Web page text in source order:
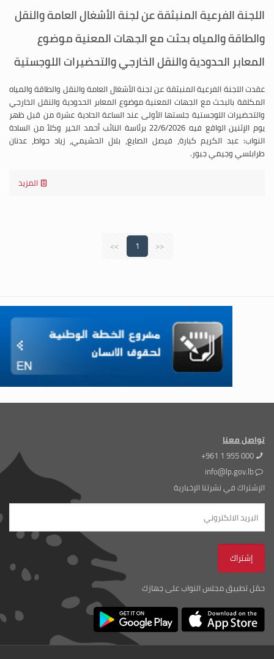
اللجنة الفرعية المنبثقة عن لجنة الأشغال العامة والنقل
والطاقة والمياه بحثت مع الجهات المعنية موضوع
المعابر الحدودية والنقل الخارجي والتحضيرات اللوجستية
عقدت اللجنة الفرعية المنبثقة عن لجنة الأشغال العامة والنقل والطاقة والمياه
المكلفة بالبحث مع الجهات المعنية موضوع المعابر الحدودية والنقل الخارجي
والتحضيرات اللوجستية جلستها الأولى عند الساعة الحادية عشرة من قبل ظهر
يوم الإثنين الواقع فيه 22/6/2026 برئاسة النائب أحمد الخير وكلاً من السادة
النواب: عبد الكريم كبارة، فيصل الصايغ، بلال الحشيمي، زياد حواط، عدنان
طرابلسي وجيمي جبور.
المزيد
<<
1
>>
تواصل معنا
+961 1 955 000
info@lp.gov.lb
الإشتراك في نشرتنا الإخبارية
حمّل تطبيق مجلس النواب على جهازك